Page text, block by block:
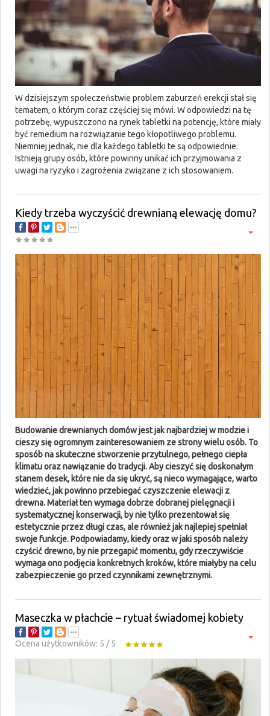
W dzisiejszym społeczeństwie problem zaburzeń erekcji stał się
tematem, o którym coraz częściej się mówi. W odpowiedzi na tę
potrzebę, wypuszczono na rynek tabletki na potencję, które miały
być remedium na rozwiązanie tego kłopotliwego problemu.
Niemniej jednak, nie dla każdego tabletki te są odpowiednie.
Istnieją grupy osób, które powinny unikać ich przyjmowania z
uwagi na ryzyko i zagrożenia związane z ich stosowaniem.
Kiedy trzeba wyczyścić drewnianą elewację domu?
Budowanie drewnianych domów jest jak najbardziej w modzie i
cieszy się ogromnym zainteresowaniem ze strony wielu osób. To
sposób na skuteczne stworzenie przytulnego, pełnego ciepła
klimatu oraz nawiązanie do tradycji. Aby cieszyć się doskonałym
stanem desek, które nie da się ukryć, są nieco wymagające, warto
wiedzieć, jak powinno przebiegać czyszczenie elewacji z
drewna. Materiał ten wymaga dobrze dobranej pielęgnacji i
systematycznej konserwacji, by nie tylko prezentował się
estetycznie przez długi czas, ale również jak najlepiej spełniał
swoje funkcje. Podpowiadamy, kiedy oraz w jaki sposób należy
czyścić drewno, by nie przegapić momentu, gdy rzeczywiście
wymaga ono podjęcia konkretnych kroków, które miałyby na celu
zabezpieczenie go przed czynnikami zewnętrznymi.
Maseczka w płachcie – rytuał świadomej kobiety
Ocena użytkowników: 5 /5